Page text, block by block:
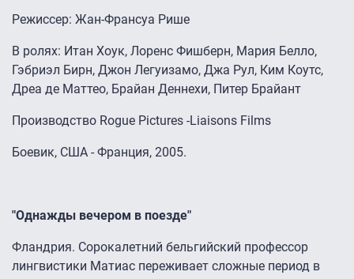
Режиссер: Жан-Франсуа Рише
В ролях: Итан Хоук, Лоренс Фишберн, Мария Белло,
Гэбриэл Бирн, Джон Легуизамо, Джа Рул, Ким Коутс,
Дреа де Маттео, Брайан Деннехи, Питер Брайант
Производство Rogue Pictures -Liaisons Films
Боевик, США - Франция, 2005.
"Однажды вечером в поезде"
Фландрия. Сорокалетний бельгийский профессор
лингвистики Матиас переживает сложные период в